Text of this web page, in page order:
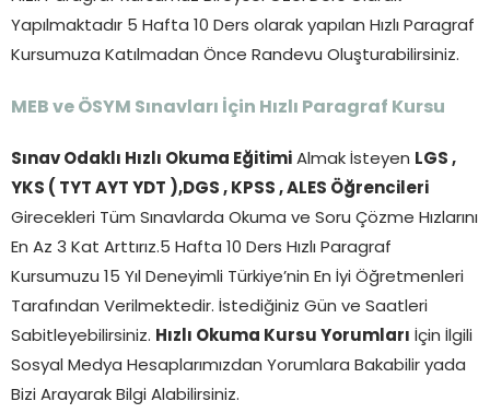
Yapılmaktadır 5 Hafta 10 Ders olarak yapılan Hızlı Paragraf
Kursumuza Katılmadan Önce Randevu Oluşturabilirsiniz.
MEB ve ÖSYM Sınavları İçin Hızlı Paragraf Kursu
Sınav Odaklı Hızlı Okuma Eğitimi Almak İsteyen LGS ,
YKS ( TYT AYT YDT ),DGS , KPSS , ALES Öğrencileri
Girecekleri Tüm Sınavlarda Okuma ve Soru Çözme Hızlarını
En Az 3 Kat Arttırız.5 Hafta 10 Ders Hızlı Paragraf
Kursumuzu 15 Yıl Deneyimli Türkiye’nin En İyi Öğretmenleri
Tarafından Verilmektedir. İstediğiniz Gün ve Saatleri
Sabitleyebilirsiniz. Hızlı Okuma Kursu Yorumları
İçin İlgili
Sosyal Medya Hesaplarımızdan Yorumlara Bakabilir yada
Bizi Arayarak Bilgi Alabilirsiniz.